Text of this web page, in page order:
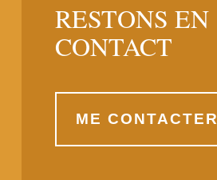
RESTONS EN
CONTACT
ME CONTACTER